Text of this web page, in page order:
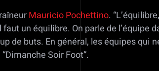
Mauricio Pochettino.
un équilibre. On parle de l’équipe
de buts. En général, les équipes qui
Soir Foot”.